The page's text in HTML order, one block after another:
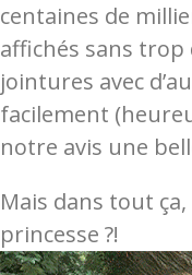
centaines de
affichés sans trop
jointures avec
facilement
notre avis une
Mais dans tout
princesse ?!